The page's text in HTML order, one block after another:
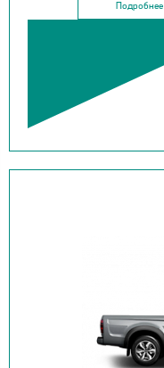
Подробнее